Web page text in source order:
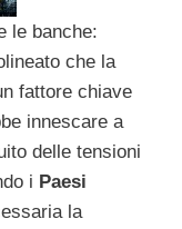
le banche:
che la
fattore chiave
innescare a
delle tensioni
i Paesi
la